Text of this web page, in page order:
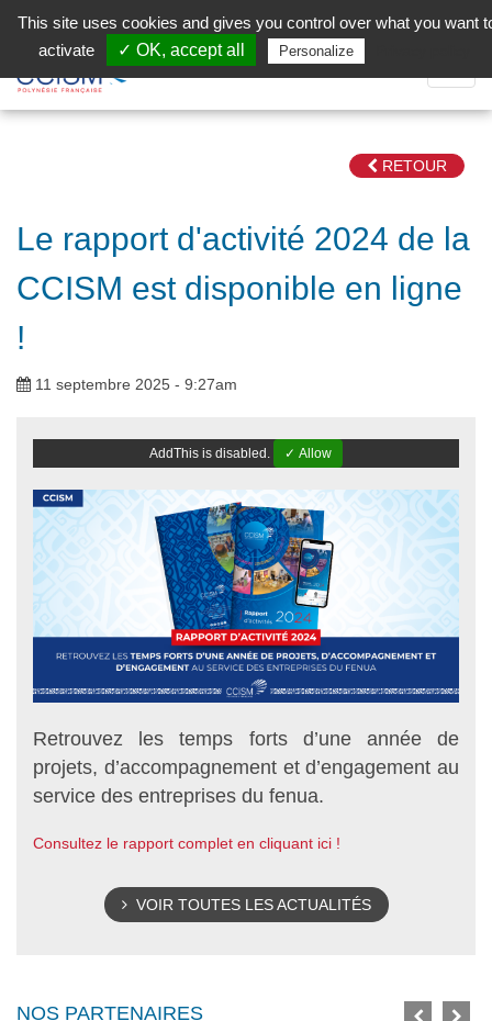
Facebook (Customer Chat) is disabled.
la
RETOUR
Le rapport d'activité 2024 de la
CCISM est disponible en ligne
!
11 septembre 2025 - 9:27am
AddThis is disabled. ✓ Allow
Retrouvez les temps forts d’une année de
projets, d’accompagnement et d’engagement au
service des entreprises du fenua.
Consultez le rapport complet en cliquant ici !
VOIR TOUTES LES ACTUALITÉS
NOS PARTENAIRES
This site uses cookies and gives you control over what you want
activate
✓ OK, accept all Personalize